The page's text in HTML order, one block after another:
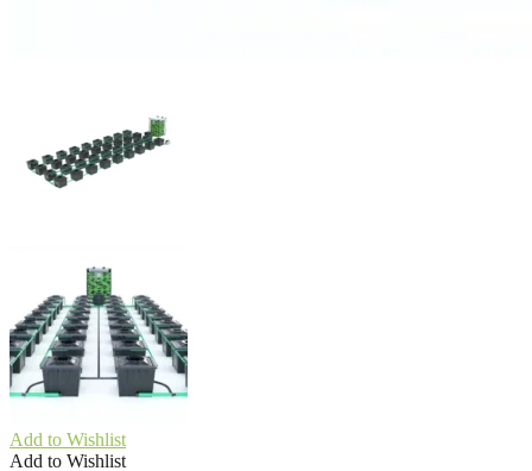
Add to Wishlist
Add to Wishlist